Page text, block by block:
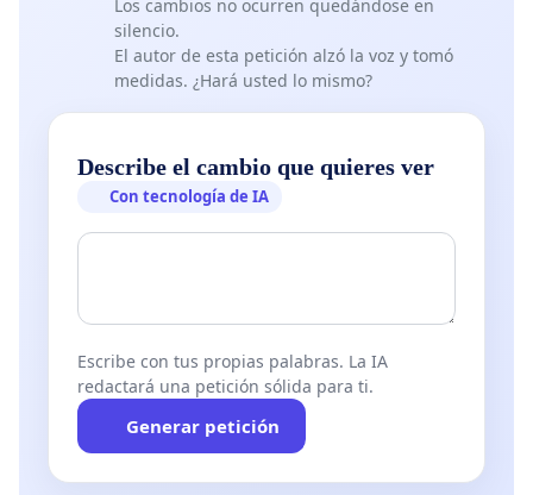
Los cambios no ocurren quedándose en
silencio.
El autor de esta petición alzó la voz y tomó
medidas. ¿Hará usted lo mismo?
Describe el cambio que quieres ver
Con tecnología de IA
Escribe con tus propias palabras. La IA
redactará una petición sólida para ti.
Generar petición